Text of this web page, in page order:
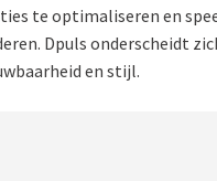
te optimaliseren en
Dpuls onderscheidt
en stijl.